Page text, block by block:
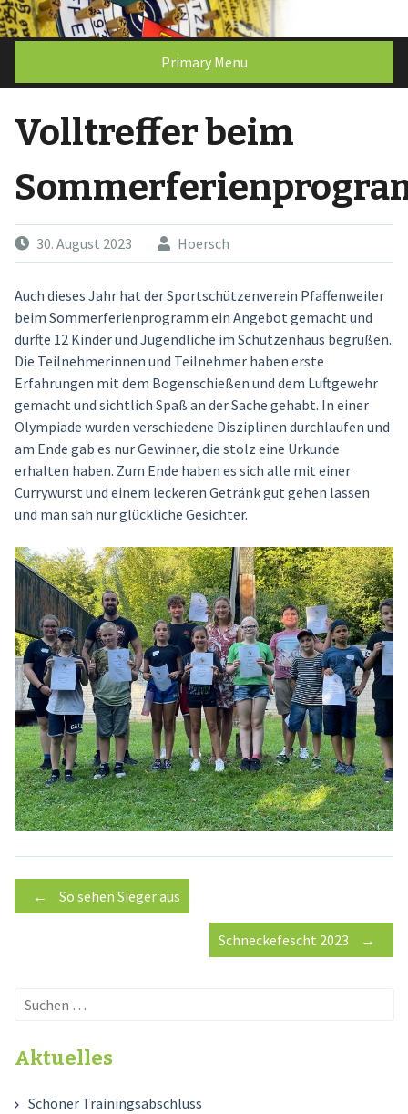
Skip
to
Primary Menu
Volltreffer beim
30. August 2023 Hoersch
Auch dieses Jahr hat der Sportschützenverein Pfaffenweiler
beim Sommerferienprogramm ein Angebot gemacht und
durfte 12 Kinder und Jugendliche im Schützenhaus begrüßen.
Die Teilnehmerinnen und Teilnehmer haben erste
Erfahrungen mit dem Bogenschießen und dem Luftgewehr
gemacht und sichtlich Spaß an der Sache gehabt. In einer
Olympiade wurden verschiedene Disziplinen durchlaufen und
am Ende gab es nur Gewinner, die stolz eine Urkunde
erhalten haben. Zum Ende haben es sich alle mit einer
Currywurst und einem leckeren Getränk gut gehen lassen
und man sah nur glückliche Gesichter.
Post
← So sehen Sieger aus
Schneckefescht 2023 →
Suchen
Aktuelles
Schöner Trainingsabschluss